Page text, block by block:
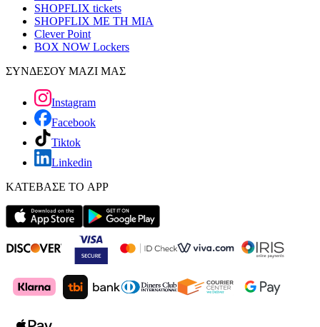
SHOPFLIX tickets
SHOPFLIX ΜΕ ΤΗ ΜΙΑ
Clever Point
BOX NOW Lockers
ΣΥΝΔΕΣΟΥ ΜΑΖΙ ΜΑΣ
Instagram
Facebook
Tiktok
Linkedin
ΚΑΤΕΒΑΣΕ ΤΟ APP